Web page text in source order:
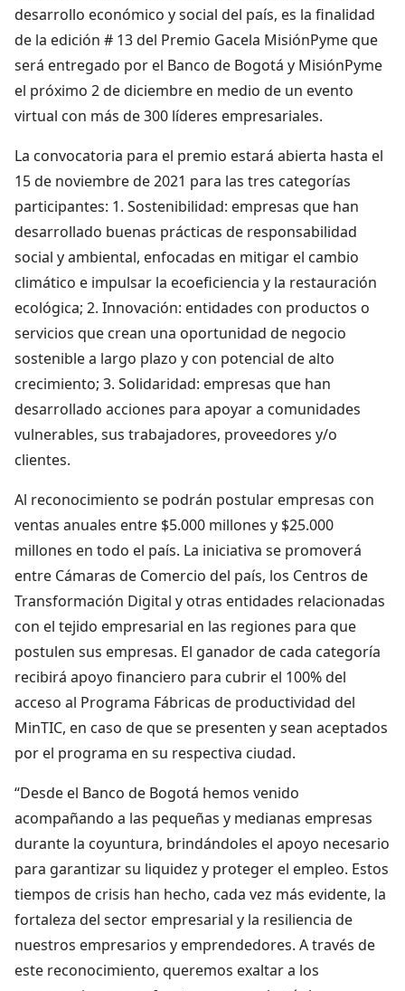
desarrollo económico y social del país, es la finalidad
de la edición # 13 del Premio Gacela MisiónPyme que
será entregado por el Banco de Bogotá y MisiónPyme
el próximo 2 de diciembre en medio de un evento
virtual con más de 300 líderes empresariales.
La convocatoria para el premio estará abierta hasta el
15 de noviembre de 2021 para las tres categorías
participantes: 1. Sostenibilidad: empresas que han
desarrollado buenas prácticas de responsabilidad
social y ambiental, enfocadas en mitigar el cambio
climático e impulsar la ecoeficiencia y la restauración
ecológica; 2. Innovación: entidades con productos o
servicios que crean una oportunidad de negocio
sostenible a largo plazo y con potencial de alto
crecimiento; 3. Solidaridad: empresas que han
desarrollado acciones para apoyar a comunidades
vulnerables, sus trabajadores, proveedores y/o
clientes.
Al reconocimiento se podrán postular empresas con
ventas anuales entre $5.000 millones y $25.000
millones en todo el país. La iniciativa se promoverá
entre Cámaras de Comercio del país, los Centros de
Transformación Digital y otras entidades relacionadas
con el tejido empresarial en las regiones para que
postulen sus empresas. El ganador de cada categoría
recibirá apoyo financiero para cubrir el 100% del
acceso al Programa Fábricas de productividad del
MinTIC, en caso de que se presenten y sean aceptados
por el programa en su respectiva ciudad.
“Desde el Banco de Bogotá hemos venido
acompañando a las pequeñas y medianas empresas
durante la coyuntura, brindándoles el apoyo necesario
para garantizar su liquidez y proteger el empleo. Estos
tiempos de crisis han hecho, cada vez más evidente, la
fortaleza del sector empresarial y la resiliencia de
nuestros empresarios y emprendedores. A través de
este reconocimiento, queremos exaltar a los